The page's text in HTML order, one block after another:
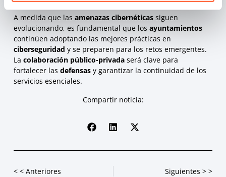
A medida que las amenazas cibernéticassiguen
evolucionando, es fundamental que los ayuntamientos
continúen adoptando las mejores prácticas en
ciberseguridad y se preparen para los retos emergentes.
La colaboración público-privadaserá clave para
fortalecer las defensasy garantizar la continuidad de los
servicios esenciales.
Compartir noticia:
< < Anteriores Siguientes > >